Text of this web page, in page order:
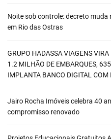
Noite sob controle: decreto
em Rio das Ostras
GRUPO HADASSA VIAGENS
1.2 MILHÃO DE EMBARQUES,
IMPLANTA BANCO DIGITAL COM
Jairo Rocha Imóveis celebra 40
compromisso renovado